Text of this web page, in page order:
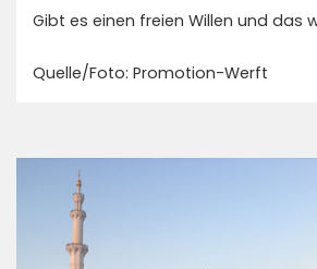
Gibt es einen freien Willen und das
Quelle/Foto: Promotion-Werft